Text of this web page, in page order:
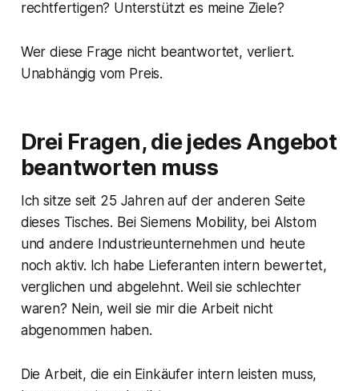
rechtfertigen? Unterstützt es meine Ziele?
Wer diese Frage nicht beantwortet, verliert.
Unabhängig vom Preis.
Drei Fragen, die jedes Angebot
beantworten muss
Ich sitze seit 25 Jahren auf der anderen Seite
dieses Tisches. Bei Siemens Mobility, bei Alstom
und andere Industrieunternehmen und heute
noch aktiv. Ich habe Lieferanten intern bewertet,
verglichen und abgelehnt. Weil sie schlechter
waren? Nein, weil sie mir die Arbeit nicht
abgenommen haben.
Die Arbeit, die ein Einkäufer intern leisten muss,